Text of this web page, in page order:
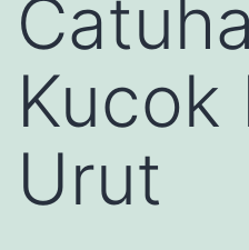
Kucok
Urut